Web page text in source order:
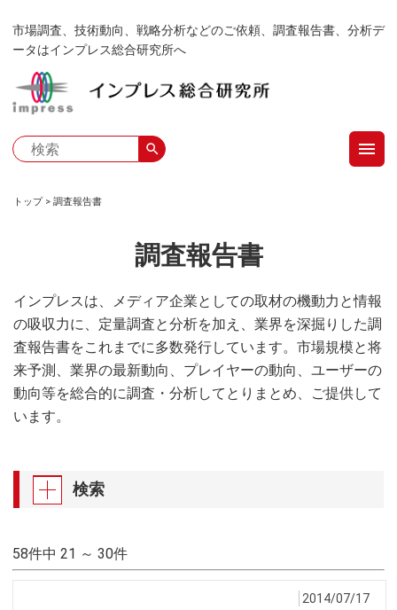
ン
ン
市場調査、技術動向、戦略分析などのご依頼、調査報告書、分析デ
ータはインプレス総合研究所へ
search menu
く
ず
トップ 調査報告書
調査報告書
インプレスは、メディア企業としての取材の機動力と情報
の吸収力に、定量調査と分析を加え、業界を深掘りした調
査報告書をこれまでに多数発行しています。市場規模と将
来予測、業界の最新動向、プレイヤーの動向、ユーザーの
動向等を総合的に調査・分析してとりまとめ、ご提供して
います。
検索
58件中 21 ～ 30件
2014/07/17